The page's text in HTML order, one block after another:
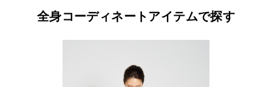
全身コーディネートアイテムで探す